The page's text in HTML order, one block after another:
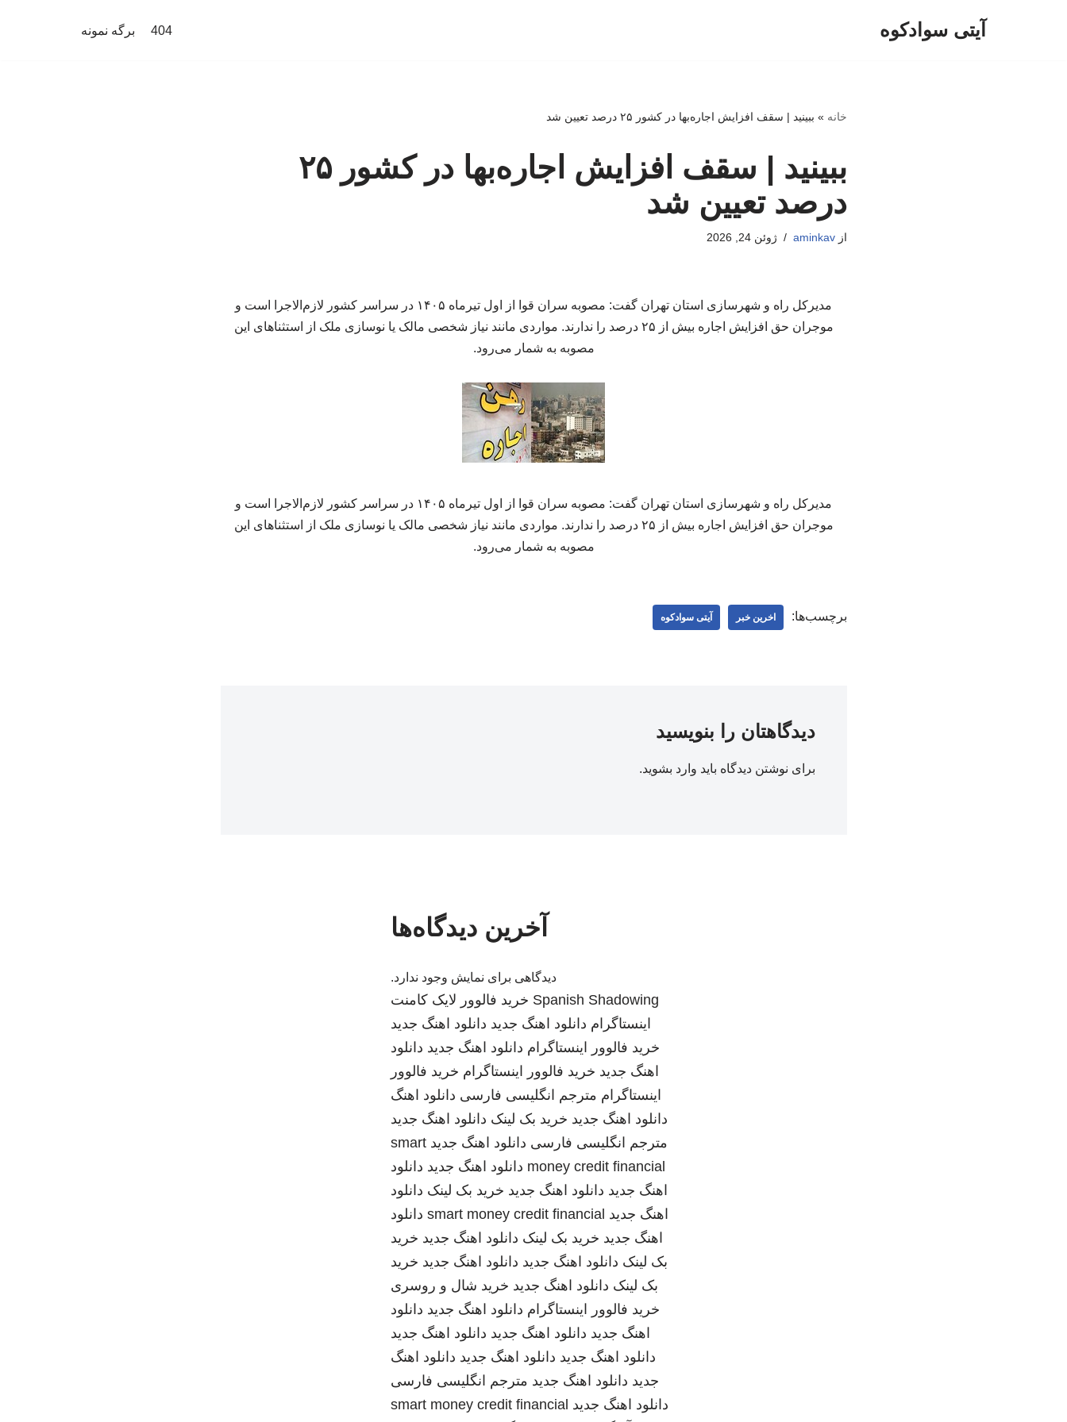
آیتی سوادکوه 404 برگه نمونه
خانه » ببینید | سقف افزایش اجاره‌بها در کشور ۲۵ درصد تعیین شد
ببینید | سقف افزایش اجاره‌بها در کشور ۲۵
درصد تعیین شد
ازaminkav ژوئن 24, 2026
مدیرکل راه و شهرسازی استان تهران گفت: مصوبه سران قوا از اول تیرماه ۱۴۰۵ در سراسر کشور لازم‌الاجرا است و
موجران حق افزایش اجاره بیش از ۲۵ درصد را ندارند. مواردی مانند نیاز شخصی مالک یا نوسازی ملک از استثناهای این
مصوبه به شمار می‌رود.
مدیرکل راه و شهرسازی استان تهران گفت: مصوبه سران قوا از اول تیرماه ۱۴۰۵ در سراسر کشور لازم‌الاجرا است و
موجران حق افزایش اجاره بیش از ۲۵ درصد را ندارند. مواردی مانند نیاز شخصی مالک یا نوسازی ملک از استثناهای این
مصوبه به شمار می‌رود.
برچسب‌ها: اخرین خبر آیتی سوادکوه
دیدگاهتان را بنویسید
برای نوشتن دیدگاه باید وارد بشوید.
آخرین دیدگاه‌ها
دیدگاهی برای نمایش وجود ندارد.
Spanish Shadowing خرید فالوور لایک کامنت
اینستاگرام دانلود اهنگ جدید دانلود اهنگ جدید
خرید فالوور اینستاگرام دانلود اهنگ جدید دانلود
اهنگ جدید خرید فالوور اینستاگرام خرید فالوور
اینستاگرام مترجم انگلیسی فارسی دانلود اهنگ
دانلود اهنگ جدید خرید بک لینک دانلود اهنگ جدید
مترجم انگلیسی فارسی دانلود اهنگ جدید smart
money credit financial دانلود اهنگ جدید دانلود
اهنگ جدید دانلود اهنگ جدید خرید بک لینک دانلود
اهنگ جدید smart money credit financial دانلود
اهنگ جدید خرید بک لینک دانلود اهنگ جدید خرید
بک لینک دانلود اهنگ جدید دانلود اهنگ جدید خرید
بک لینک دانلود اهنگ جدید خرید شال و روسری
خرید فالوور اینستاگرام دانلود اهنگ جدید دانلود
اهنگ جدید دانلود اهنگ جدید دانلود اهنگ جدید
دانلود اهنگ جدید دانلود اهنگ جدید دانلود اهنگ
جدید دانلود اهنگ جدید مترجم انگلیسی فارسی
دانلود اهنگ جدید smart money credit financial